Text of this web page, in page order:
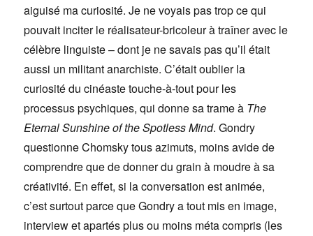
aiguisé ma curiosité. Je ne voyais pas trop ce qui
pouvait inciter le réalisateur-bricoleur à traîner avec le
célèbre linguiste – dont je ne savais pas qu’il était
aussi un militant anarchiste. C’était oublier la
curiosité du cinéaste touche-à-tout pour les
processus psychiques, qui donne sa trame à The
Eternal Sunshine of the Spotless Mind. Gondry
questionne Chomsky tous azimuts, moins avide de
comprendre que de donner du grain à moudre à sa
créativité. En effet, si la conversation est animée,
c’est surtout parce que Gondry a tout mis en image,
interview et apartés plus ou moins méta compris (les